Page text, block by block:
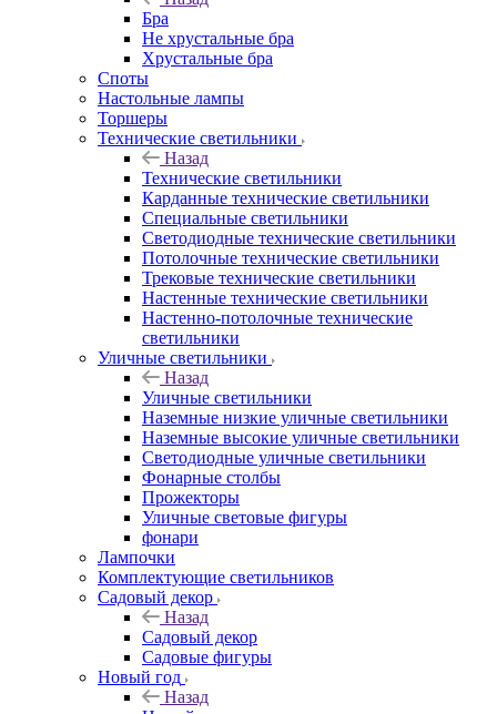
Бра
Не хрустальные бра
Хрустальные бра
Споты
Настольные лампы
Торшеры
Технические светильники
Назад
Технические светильники
Карданные технические светильники
Специальные светильники
Светодиодные технические светильники
Потолочные технические светильники
Трековые технические светильники
Настенные технические светильники
Настенно-потолочные технические
светильники
Уличные светильники
Назад
Уличные светильники
Наземные низкие уличные светильники
Наземные высокие уличные светильники
Светодиодные уличные светильники
Фонарные столбы
Прожекторы
Уличные световые фигуры
фонари
Лампочки
Комплектующие светильников
Садовый декор
Назад
Садовый декор
Садовые фигуры
Новый год
Назад